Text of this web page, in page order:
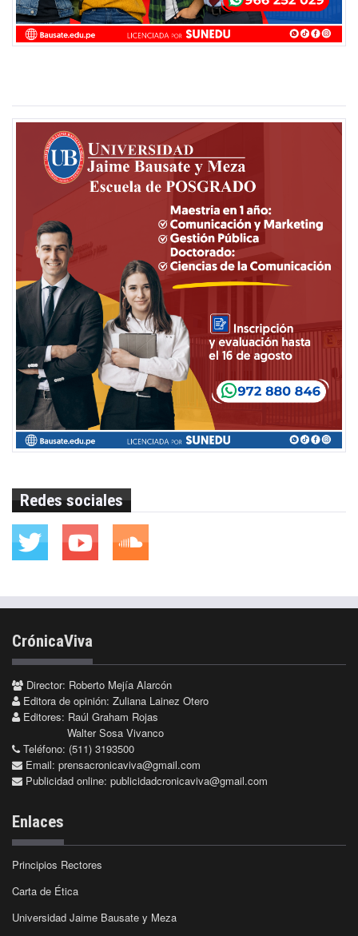
Redes sociales
CrónicaViva
Director: Roberto Mejía Alarcón
Editora de opinión: Zuliana Lainez Otero
Editores: Raúl Graham Rojas
Walter Sosa Vivanco
Teléfono: (511) 3193500
Email: prensacronicaviva@gmail.com
Publicidad online: publicidadcronicaviva@gmail.com
Enlaces
Principios Rectores
Carta de Ética
Universidad Jaime Bausate y Meza